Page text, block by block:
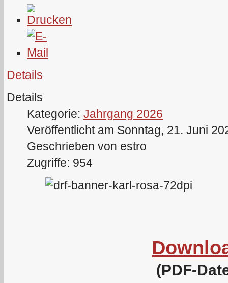
Details
Details
Kategorie: Jahrgang 2026
Veröffentlicht am Sonntag, 21. Juni
Geschrieben von estro
Zugriffe: 954
(PDF-